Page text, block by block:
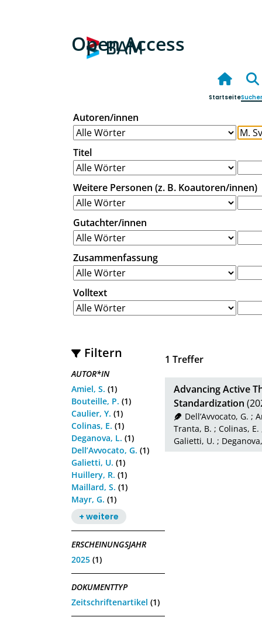
Open Access
Startseite
Autoren/innen
Titel
Weitere Personen (z. B. Koautoren/innen)
Gutachter/innen
Zusammenfassung
Volltext
Filtern
AUTOR*IN
Amiel, S. (1)
Bouteille, P. (1)
Caulier, Y. (1)
Colinas, E. (1)
Deganova, L. (1)
Dell’Avvocato, G. (1)
Galietti, U. (1)
Huillery, R. (1)
Maillard, S. (1)
Mayr, G. (1)
+ weitere
ERSCHEINUNGSJAHR
2025 (1)
DOKUMENTTYP
Zeitschriftenartikel (1)
1 Treffer
Advancing Active
Standardization
Dell’Avvocato, G. ;
Tranta, B. ; Colinas, E.
Galietti, U. ;